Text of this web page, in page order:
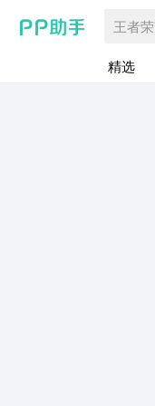
王者
精选